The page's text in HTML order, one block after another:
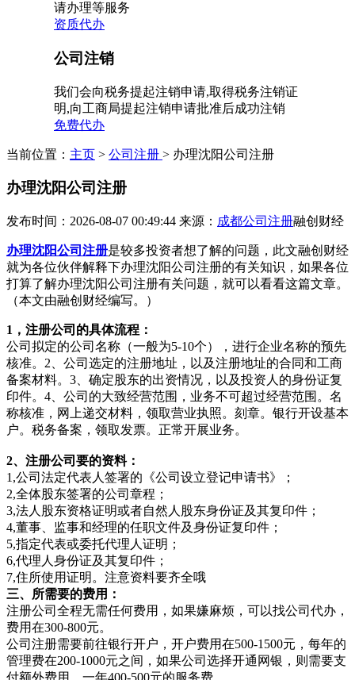
请办理等服务
资质代办
公司注销
我们会向税务提起注销申请,取得税务注销证
明,向工商局提起注销申请批准后成功注销
免费代办
当前位置： 主页 > 公司注册 > 办理沈阳公司注册
办理沈阳公司注册
发布时间：2026-08-07 00:49:44 来源： 成都公司注册融创财经
办理沈阳公司注册是较多投资者想了解的问题，此文融创财经
就为各位伙伴解释下办理沈阳公司注册的有关知识，如果各位
打算了解办理沈阳公司注册有关问题，就可以看看这篇文章。
（本文由融创财经编写。）
1，注册公司的具体流程：
公司拟定的公司名称（一般为5-10个），进行企业名称的预先
核准。2、公司选定的注册地址，以及注册地址的合同和工商
备案材料。3、确定股东的出资情况，以及投资人的身份证复
印件。4、公司的大致经营范围，业务不可超过经营范围。名
称核准，网上递交材料，领取营业执照。刻章。银行开设基本
户。税务备案，领取发票。正常开展业务。
2、注册公司要的资料：
1,公司法定代表人签署的《公司设立登记申请书》；
2,全体股东签署的公司章程；
3,法人股东资格证明或者自然人股东身份证及其复印件；
4,董事、监事和经理的任职文件及身份证复印件；
5,指定代表或委托代理人证明；
6,代理人身份证及其复印件；
7,住所使用证明。注意资料要齐全哦
三、所需要的费用：
注册公司全程无需任何费用，如果嫌麻烦，可以找公司代办，
费用在300-800元。
公司注册需要前往银行开户，开户费用在500-1500元，每年的
管理费在200-1000元之间，如果公司选择开通网银，则需要支
付额外费用，一年400-500元的服务费。